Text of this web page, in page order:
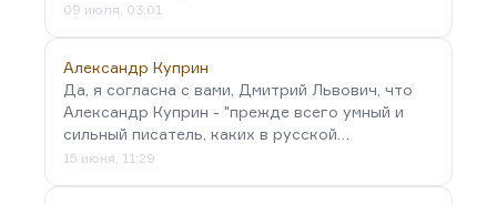
09 июля, 03:01
Александр Куприн
Да, я согласна с вами, Дмитрий Львович, что
Александр Куприн - "прежде всего умный и
сильный писатель, каких в русской…
15 июня, 11:29